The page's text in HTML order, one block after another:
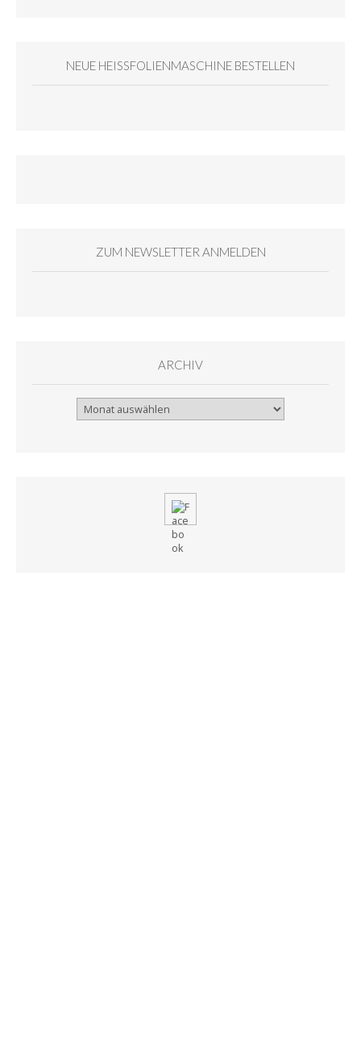
NEUE HEISSFOLIENMASCHINE BESTELLEN
ZUM NEWSLETTER ANMELDEN
ARCHIV
Archiv